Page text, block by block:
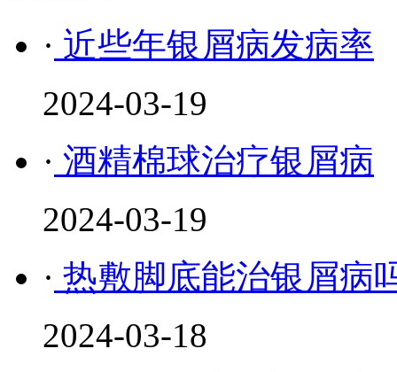
· 近些年银屑病发病率
2024-03-19
· 酒精棉球治疗银屑病
2024-03-19
· 热敷脚底能治银屑病
2024-03-18